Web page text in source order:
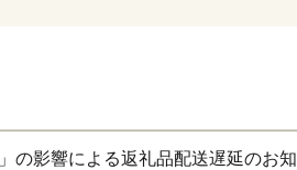
の影響による返礼品配送遅延のお知